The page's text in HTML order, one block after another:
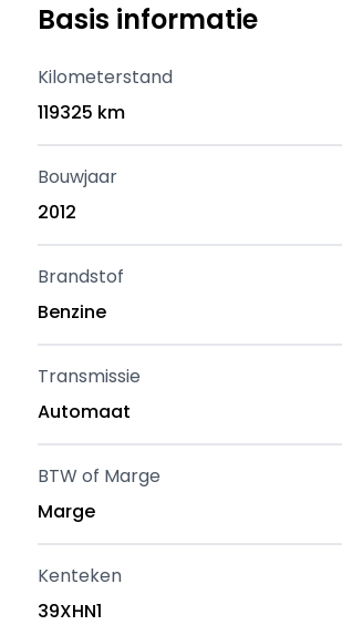
Basis informatie
Kilometerstand
119325 km
Bouwjaar
2012
Brandstof
Benzine
Transmissie
Automaat
BTW of Marge
Marge
Kenteken
39XHN1